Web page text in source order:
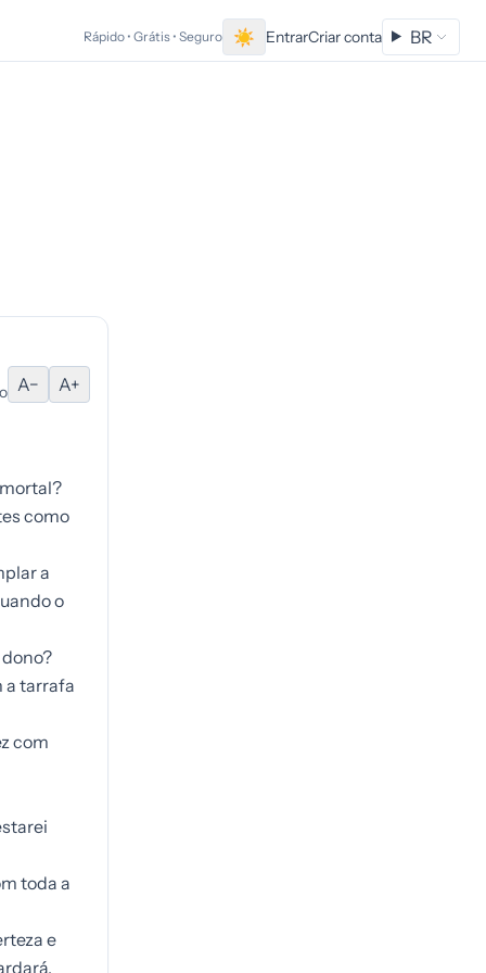
Rápido • Grátis • Seguro ☀ EntrarCriar conta BR
A− A+
como
a
o
a tarrafa
com
toda a
e